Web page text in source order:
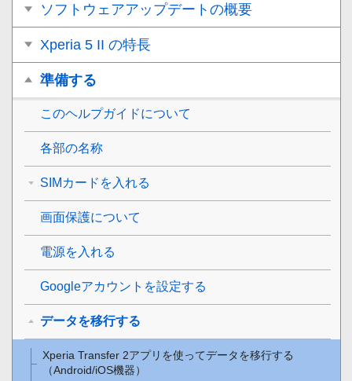
ソフトウェアアップデートの概要
Xperia 5 II の特長
準備する
このヘルプガイドについて
各部の名称
SIMカードを入れる
画面保護について
電源を入れる
Googleアカウントを設定する
データを移行する
Xperia Transfer 2アプリを使ってデータを移行する
（Android/iOS機器）